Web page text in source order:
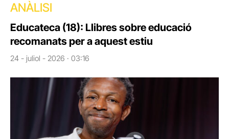
ANÀLISI
Educateca (18): Llibres sobre educació
recomanats per a aquest estiu
24 - juliol - 2026 · 03:16